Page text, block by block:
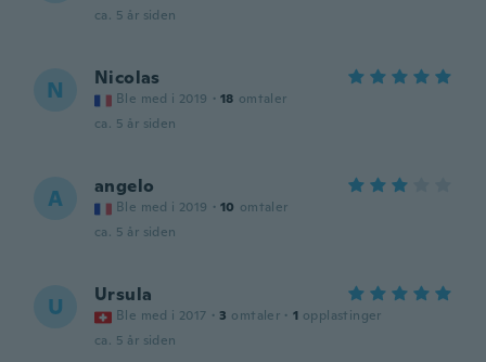
ca. 5 år siden
N Nicolas
Ble med i 2019 · 18 omtaler
ca. 5 år siden
A angelo
Ble med i 2019 · 10 omtaler
ca. 5 år siden
U Ursula
Ble med i 2017 · 3 omtaler · 1 opplastinger
ca. 5 år siden